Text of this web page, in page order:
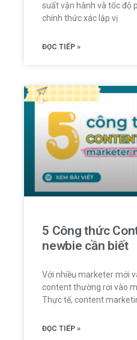
suất vận hành và tốc độ
chính thức xác lập vị
ĐỌC TIẾP »
5 Công thức
newbie cần biết
Với nhiều marketer mới
content thường rơi vào
Thực tế, content
ĐỌC TIẾP »